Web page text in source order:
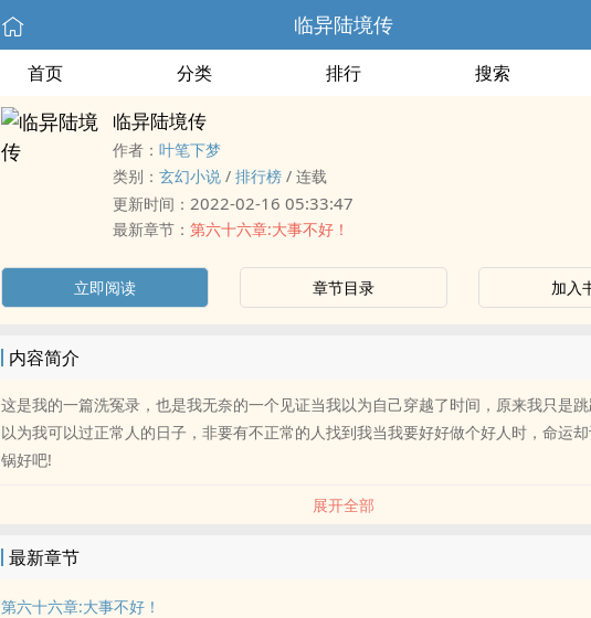
临异陆境传
首页 分类 排行 搜索
临异陆境传
作者： 叶笔下梦
类别： 玄幻小说 / 排行榜 / 连载
更新时间： 2022-02-16 05:33:47
最新章节： 第六十六章:大事不好！
立即阅读 章节目录 加入
内容简介
这是我的一篇洗冤录，也是我无奈的一个见证当我以为自己穿越了时间，原来我只是
以为我可以过正常人的日子，非要有不正常的人找到我当我要好好做个好人时，命运
锅好吧!
那就让我看看这个跟随地球的脚......步的异界究竟给我安排了怎样的命运让我这位来自
展开全部
最新章节
第六十六章:大事不好！